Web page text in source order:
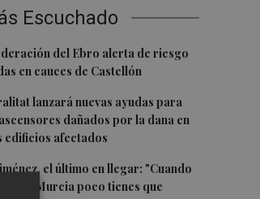
Escuchado
del Ebro alerta de riesgo
en cauces de Castellón
lanzará nuevas ayudas para
dañados por la dana en
edificios afectados
el último en llegar: "Cuando
el Real Murcia poco tienes que